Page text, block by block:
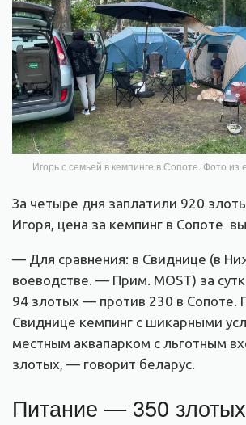
Игорь с семьей в кемпинге в Сопоте. Фото из
За четыре дня заплатили 920
Игоря, цена за кемпинг в Сопоте
— Для сравнения: в Свиднице (в
воеводстве. — Прим. MOST) за
94 злотых — против 230 в Сопоте.
Свиднице кемпинг с шикарными
местным аквапарком с льготным
злотых, — говорит беларус.
Питание — 350